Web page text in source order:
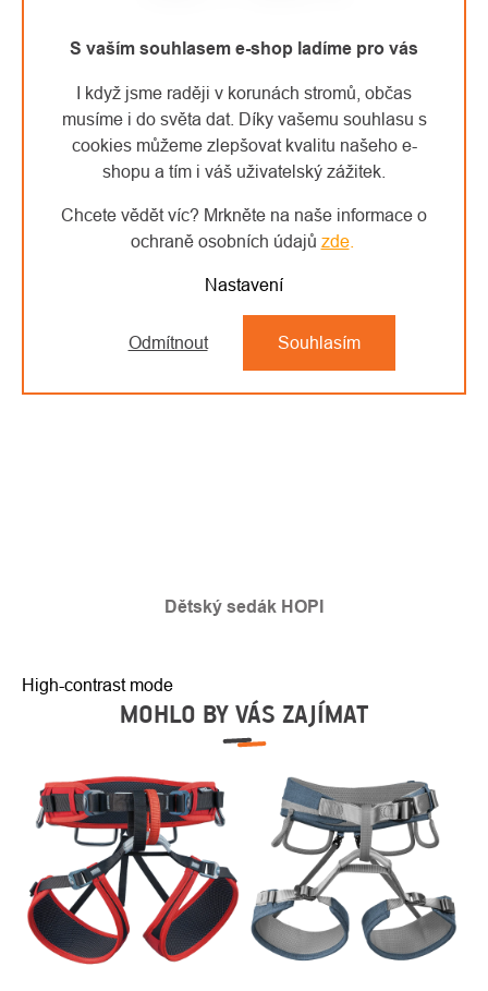
S vaším souhlasem e-shop ladíme pro vás
I když jsme raději v korunách stromů, občas
musíme i do světa dat. Díky vašemu souhlasu s
cookies můžeme zlepšovat kvalitu našeho e-
shopu a tím i váš uživatelský zážitek.
Chcete vědět víc? Mrkněte na naše informace o
ochraně osobních údajů zde.
Nastavení
Odmítnout Souhlasím
Dětský sedák HOPI
High-contrast mode
MOHLO BY VÁS ZAJÍMAT